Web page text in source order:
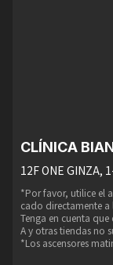
CLÍNICA
12F ONE GINZA,
*Por favor, utilice el
cado directamente a
Tenga en cuenta que
A y otras tiendas no
*Los ascensores